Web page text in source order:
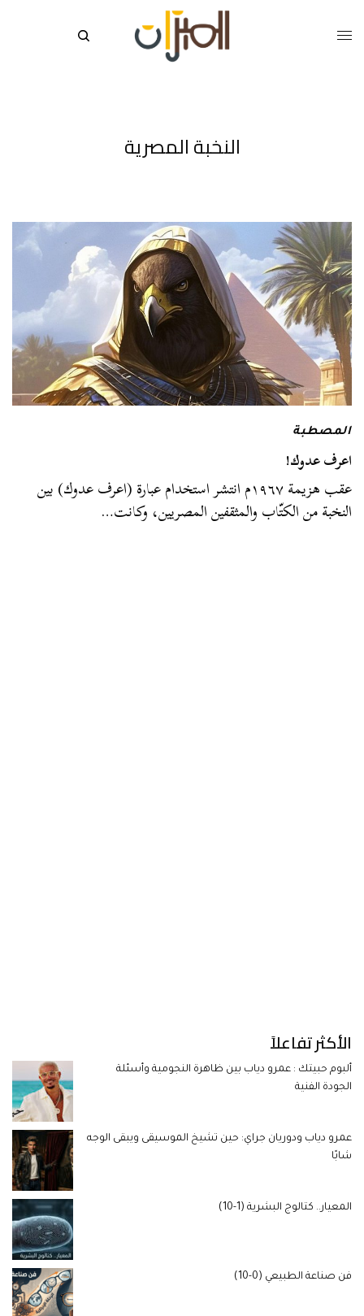
النخبة المصرية
المصطبة
اعرف عدوك!
عقب هزيمة ١٩٦٧م انتشر استخدام عبارة (اعرف عدوك) بين
النخبة من الكتّاب والمثقفين المصريين، وكانت…
الأكثر تفاعلاً
ألبوم حبيتك : عمرو دياب بين ظاهرة النجومية وأسئلة
الجودة الفنية
عمرو دياب ودوريان جراي: حين تشيخ الموسيقى ويبقى الوجه
شابًا
المعيار.. كتالوج البشرية (1-10)
فن صناعة الطبيعي (0-10)